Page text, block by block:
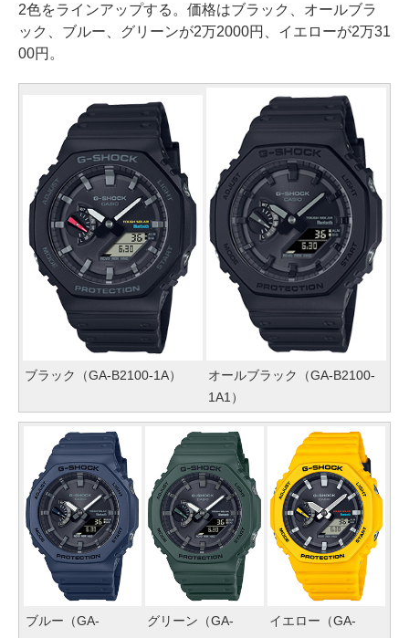
2色をラインアップする。価格はブラック、オールブラ
ック、ブルー、グリーンが2万2000円、イエローが2万31
00円。
ブラック（GA-B2100-1A）
オールブラック（GA-B2100-
1A1）
ブルー（GA-
グリーン（GA-
イエロー（GA-